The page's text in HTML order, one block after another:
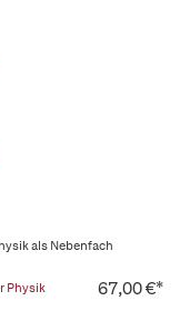
als Nebenfach
Physik 67,00 €*